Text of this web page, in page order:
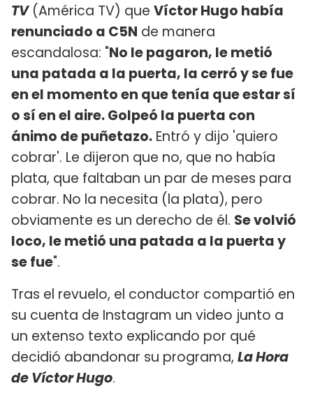
TV(América TV) que Víctor Hugo había
renunciado a C5N de manera
escandalosa: "No le pagaron, le metió
una patada a la puerta, la cerró y se fue
en el momento en que tenía que estar sí
o sí en el aire. Golpeó la puerta con
ánimo de puñetazo. Entró y dijo 'quiero
cobrar'. Le dijeron que no, que no había
plata, que faltaban un par de meses para
cobrar. No la necesita (la plata), pero
obviamente es un derecho de él. Se volvió
loco, le metió una patada a la puerta y
se fue".
Tras el revuelo, el conductor compartió en
su cuenta de Instagram un video junto a
un extenso texto explicando por qué
decidió abandonar su programa, La Hora
de Víctor Hugo.